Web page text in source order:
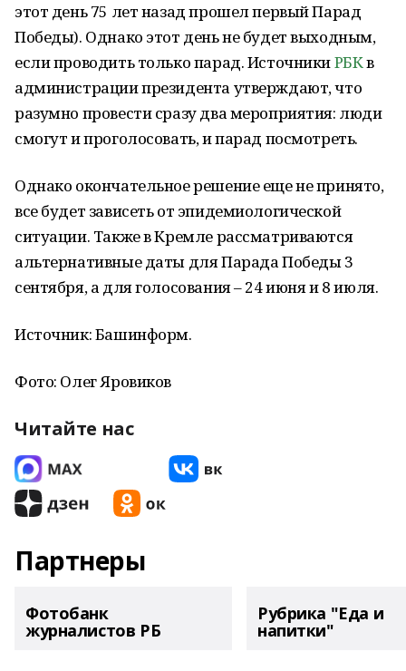
этот день 75 лет назад прошел первый Парад
Победы). Однако этот день не будет выходным,
если проводить только парад. ИсточникиРБКв
администрации президента утверждают, что
разумно провести сразу два мероприятия: люди
смогут и проголосовать, и парад посмотреть.
Однако окончательное решение еще не принято,
все будет зависеть от эпидемиологической
ситуации. Также в Кремле рассматриваются
альтернативные даты для Парада Победы 3
сентября, а для голосования – 24 июня и 8 июля.
Источник: Башинформ.
Фото: Олег Яровиков
Читайте нас
Партнеры
Фотобанк
журналистов РБ
Рубрика "Еда и
напитки"